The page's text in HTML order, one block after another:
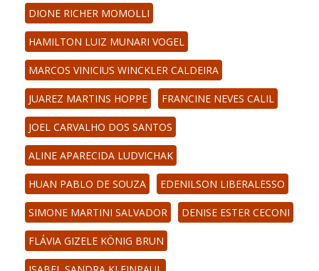
DIONE RICHER MOMOLLI
HAMILTON LUIZ MUNARI VOGEL
MARCOS VINICIUS WINCKLER CALDEIRA
JUAREZ MARTINS HOPPE FRANCINE NEVES CALIL
JOEL CARVALHO DOS SANTOS
ALINE APARECIDA LUDVICHAK
HUAN PABLO DE SOUZA EDENILSON LIBERALESSO
SIMONE MARTINI SALVADOR DENISE ESTER CECONI
FLÁVIA GIZELE KÖNIG BRUN